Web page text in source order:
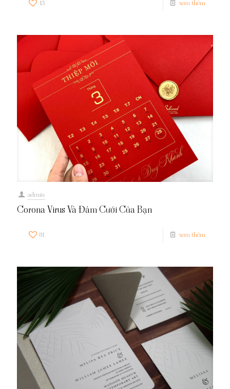
13 xem thêm
admin
Corona Virus Và Đám Cưới Của Bạn
81 xem thêm